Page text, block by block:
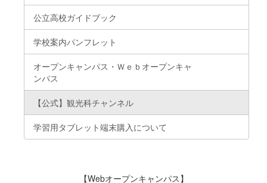
公立高校ガイドブック
学校案内パンフレット
オープンキャンパス・Ｗｅｂオープンキャ
ンパス
【公式】観光科チャンネル
学習用タブレット端末購入について
【Webオープンキャンパス】